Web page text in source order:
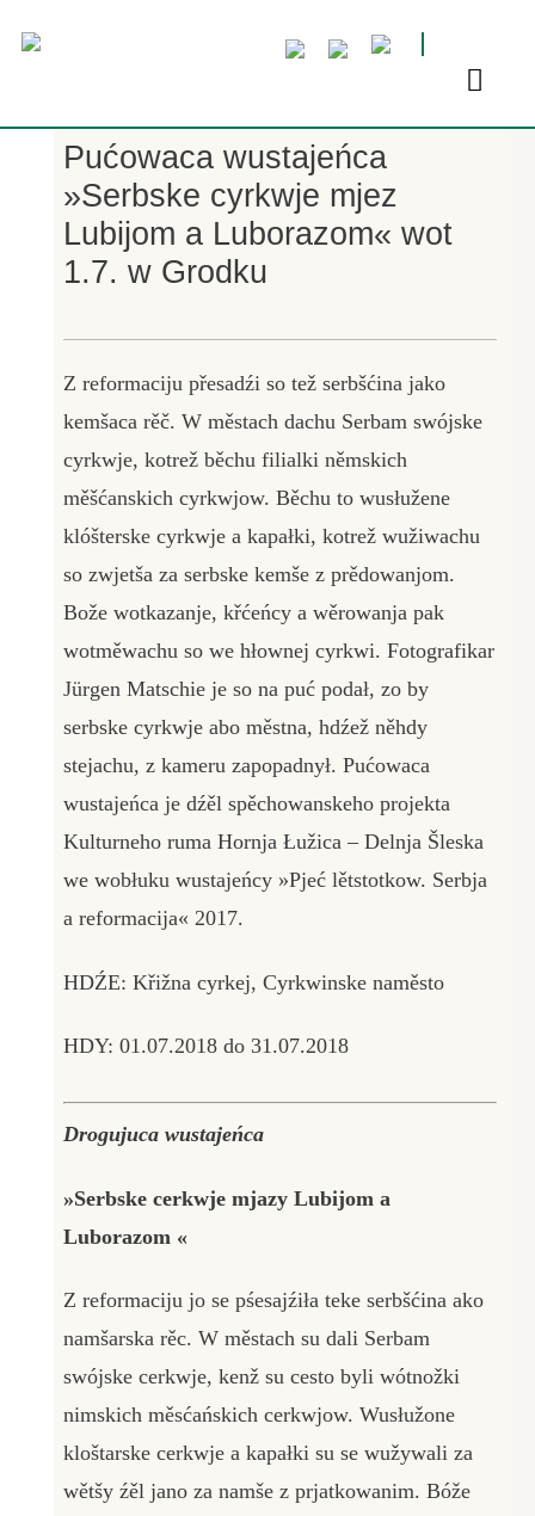
Pućowaca wustajeńca
»Serbske cyrkwje mjez
Lubijom a Luborazom« wot
1.7. w Grodku
Z reformaciju přesadźi so tež serbšćina jako
kemšaca rěč. W městach dachu Serbam swójske
cyrkwje, kotrež běchu filialki němskich
měšćanskich cyrkwjow. Běchu to wusłužene
klóšterske cyrkwje a kapałki, kotrež wužiwachu
so zwjetša za serbske kemše z prědowanjom.
Bože wotkazanje, křćeńcy a wěrowanja pak
wotměwachu so we hłownej cyrkwi. Fotografikar
Jürgen Matschie je so na puć podał, zo by
serbske cyrkwje abo městna, hdźež něhdy
stejachu, z kameru zapopadnył. Pućowaca
wustajeńca je dźěl spěchowanskeho projekta
Kulturneho ruma Hornja Łužica – Delnja Šleska
we wobłuku wustajeńcy »Pjeć lětstotkow. Serbja
a reformacija« 2017.
HDŹE: Křižna cyrkej, Cyrkwinske naměsto
HDY: 01.07.2018 do 31.07.2018
Drogujuca wustajeńca
»Serbske cerkwje mjazy Lubijom a
Luborazom «
Z reformaciju jo se pśesajźiła teke serbšćina ako
namšarska rěc. W městach su dali Serbam
swójske cerkwje, kenž su cesto byli wótnožki
nimskich měsćańskich cerkwjow. Wusłužone
kloštarske cerkwje a kapałki su se wužywali za
wětšy źěl jano za namše z prjatkowanim. Bóže